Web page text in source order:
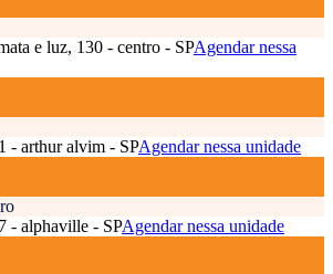
e luz, 130 - centro - SPAgendar nessa
- arthur alvim - SPAgendar nessa unidade
- alphaville - SPAgendar nessa unidade